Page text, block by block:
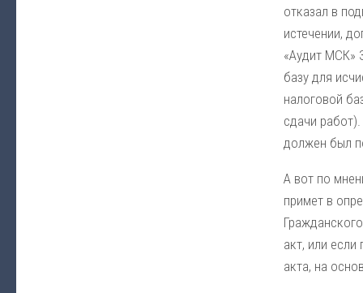
отказал в
истечении,
«Аудит МСК»
базу для
налоговой
сдачи
должен был
А вот по
примет в
акт, или
акта, на